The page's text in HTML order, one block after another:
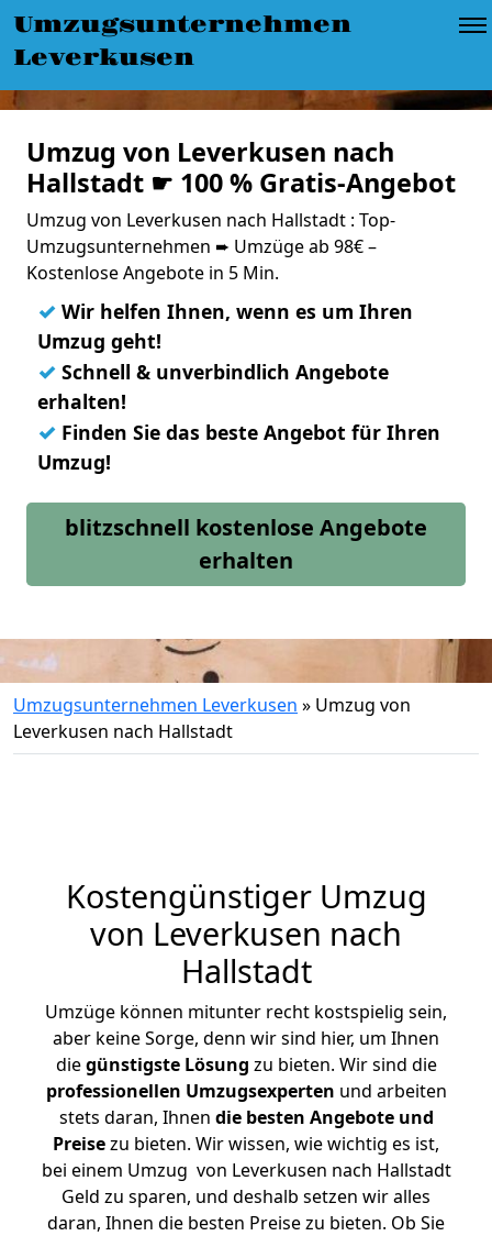
Umzugsunternehmen
Leverkusen
Umzug von Leverkusen nach
Hallstadt ☛ 100 % Gratis-Angebot
Umzug von Leverkusen nach Hallstadt : Top-
Umzugsunternehmen ➨ Umzüge ab 98€ –
Kostenlose Angebote in 5 Min.
✓ Wir helfen Ihnen, wenn es um Ihren
Umzug geht!
✓ Schnell & unverbindlich Angebote
erhalten!
✓ Finden Sie das beste Angebot für Ihren
Umzug!
blitzschnell kostenlose Angebote
erhalten
Umzugsunternehmen Leverkusen » Umzug von
Leverkusen nach Hallstadt
Kostengünstiger Umzug
von Leverkusen nach
Hallstadt
Umzüge können mitunter recht kostspielig sein,
aber keine Sorge, denn wir sind hier, um Ihnen
diegünstigste Lösung zu bieten. Wir sind die
professionellen Umzugsexperten und arbeiten
stets daran, Ihnen die besten Angebote und
Preisezu bieten. Wir wissen, wie wichtig es ist,
bei einem Umzug von Leverkusen nach Hallstadt
Geld zu sparen, und deshalb setzen wir alles
daran, Ihnen die besten Preise zu bieten. Ob Sie